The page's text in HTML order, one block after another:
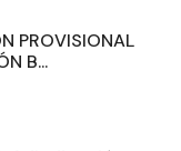
PROVISIONAL
B...